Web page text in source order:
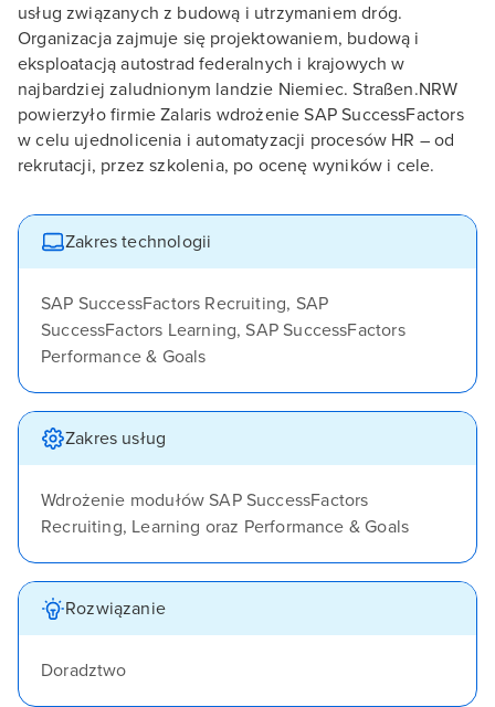
usług związanych z budową i utrzymaniem dróg.
Organizacja zajmuje się projektowaniem, budową i
eksploatacją autostrad federalnych i krajowych w
najbardziej zaludnionym landzie Niemiec. Straßen.NRW
powierzyło firmie Zalaris wdrożenie SAP SuccessFactors
w celu ujednolicenia i automatyzacji procesów HR – od
rekrutacji, przez szkolenia, po ocenę wyników i cele.
Zakres technologii
SAP SuccessFactors Recruiting, SAP
SuccessFactors Learning, SAP SuccessFactors
Performance & Goals
Zakres usług
Wdrożenie modułów SAP SuccessFactors
Recruiting, Learning oraz Performance & Goals
Rozwiązanie
Doradztwo